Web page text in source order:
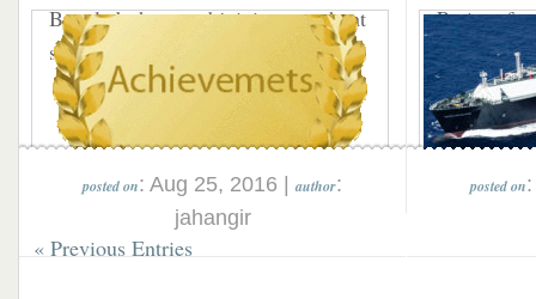
Bangladesh started joining merchant
ships. Those days most...
posted on: Aug 25, 2016 |author:
jahangir
Purity of
99.5%,...
posted on
« Previous Entries